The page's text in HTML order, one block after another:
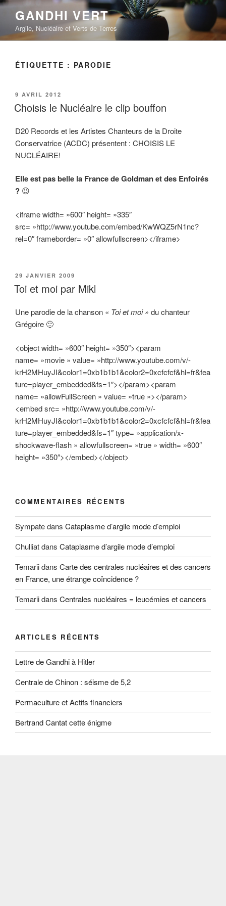
Aller
contenu
principal
GANDHI VERT
Argile, Nucléaire et Verts de Terres
ÉTIQUETTE : PARODIE
PUBLIÉ
LE
9 AVRIL 2012
Choisis le Nucléaire le clip bouffon
D20 Records et les Artistes Chanteurs de la Droite
Conservatrice (ACDC) présentent : CHOISIS LE
NUCLÉAIRE!
Elle est pas belle la France de Goldman et des Enfoirés
? 😉
<iframe width= »600″ height= »335″
src= »http://www.youtube.com/embed/KwWQZ5rN1nc?
rel=0″ frameborder= »0″ allowfullscreen></iframe>
PUBLIÉ
LE
29 JANVIER 2009
Toi et moi par Mikl
Une parodie de la chanson « Toi et moi » du chanteur
Grégoire 🙂
<object width= »600″ height= »350″><param
name= »movie » value= »http://www.youtube.com/v/-
krH2MHuyJI&color1=0xb1b1b1&color2=0xcfcfcf&hl=fr&fea
ture=player_embedded&fs=1″></param><param
name= »allowFullScreen » value= »true »></param>
<embed src= »http://www.youtube.com/v/-
krH2MHuyJI&color1=0xb1b1b1&color2=0xcfcfcf&hl=fr&fea
ture=player_embedded&fs=1″ type= »application/x-
shockwave-flash » allowfullscreen= »true » width= »600″
height= »350″></embed></object>
COMMENTAIRES RÉCENTS
Sympatedans Cataplasme d’argile mode d’emploi
Chulliatdans Cataplasme d’argile mode d’emploi
Temariidans Carte des centrales nucléaires et des cancers
en France, une étrange coïncidence ?
Temariidans Centrales nucléaires = leucémies et cancers
ARTICLES RÉCENTS
Lettre de Gandhi à Hitler
Centrale de Chinon : séisme de 5,2
Permaculture et Actifs financiers
Bertrand Cantat cette énigme